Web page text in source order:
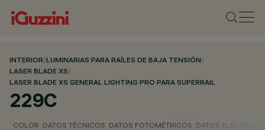
INTERIOR/LUMINARIAS PARA RAÍLES DE BAJA TENSIÓN/
LASER BLADE XS/
LASER BLADE XS GENERAL LIGHTING PRO PARA SUPERRAIL
229C
COLOR DATOS TÉCNICOS DATOS FOTOMÉTRICOS DATOS